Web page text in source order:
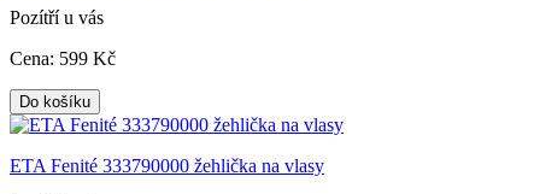
Pozítří u vás
Cena: 599 Kč
Do košíku
ETA Fenité 333790000 žehlička na vlasy